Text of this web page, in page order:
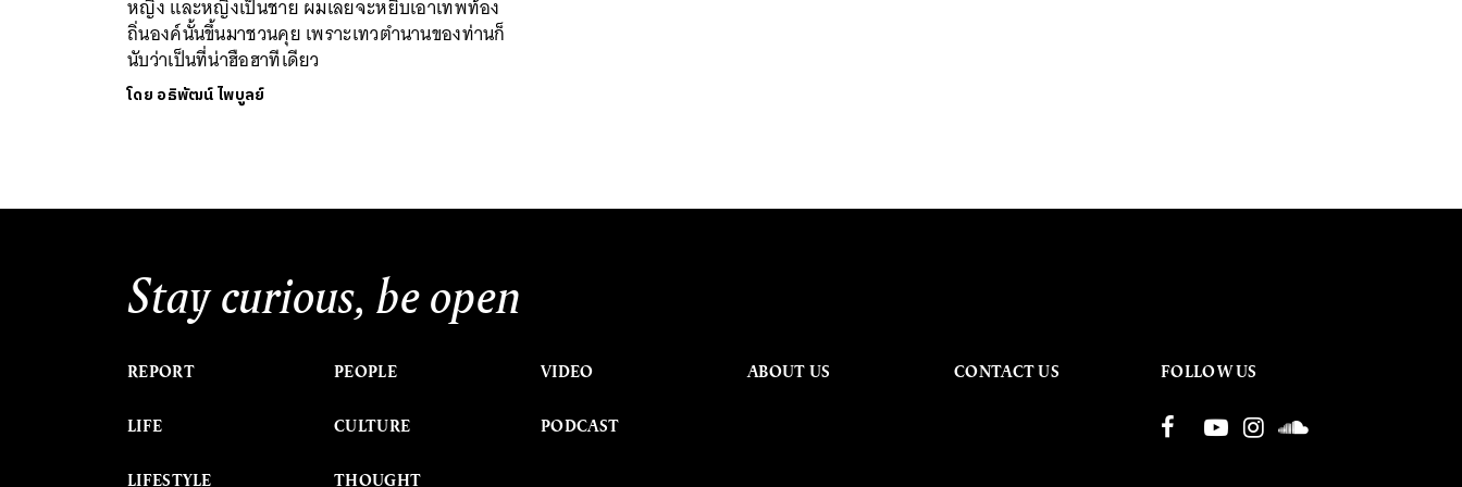
หญิง และหญิงเป็นชาย ผมเลยจะหยิบเอาเทพท้อง
ถิ่นองค์นั้นขึ้นมาชวนคุย เพราะเทวตำนานของท่านก็
นับว่าเป็นที่น่าฮือฮาทีเดียว
โดย อธิพัฒน์ ไพบูลย์
Stay curious, be open
REPORT
LIFE
LIFESTYLE
PEOPLE
CULTURE
THOUGHT
VIDEO
PODCAST
ABOUT US CONTACT US FOLLOW US